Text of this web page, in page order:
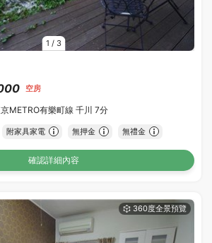
1 / 3
空房
METRO有樂町線 千川 7分
附家具家電 無押金 無禮金
確認詳細內容